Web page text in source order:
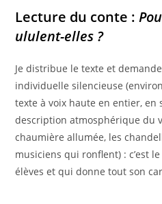
Lecture du conte :
ululent-elles ?
Je distribue le texte et
individuelle silencieuse
texte à voix haute en entier,
description atmosphérique du
chaumière allumée, les
musiciens qui ronflent) : c’est
élèves et qui donne tout son